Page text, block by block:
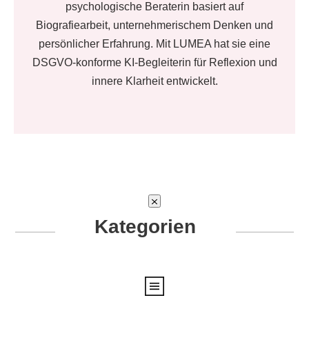
psychologische Beraterin basiert auf
Biografiearbeit, unternehmerischem Denken und
persönlicher Erfahrung. Mit LUMEA hat sie eine
DSGVO-konforme KI-Begleiterin für Reflexion und
innere Klarheit entwickelt.
Kategorien